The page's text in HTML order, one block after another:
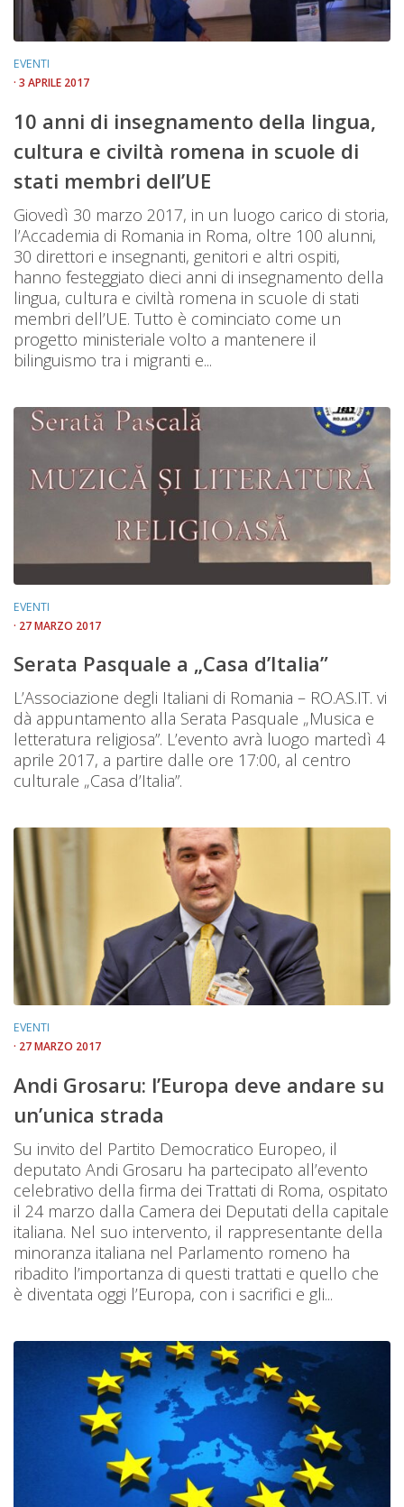
EVENTI
· 3 APRILE 2017
10 anni di insegnamento della lingua,
cultura e civiltà romena in scuole di
stati membri dell’UE
Giovedì 30 marzo 2017, in un luogo carico di storia,
l’Accademia di Romania in Roma, oltre 100 alunni,
30 direttori e insegnanti, genitori e altri ospiti,
hanno festeggiato dieci anni di insegnamento della
lingua, cultura e civiltà romena in scuole di stati
membri dell’UE. Tutto è cominciato come un
progetto ministeriale volto a mantenere il
bilinguismo tra i migranti e...
EVENTI
· 27 MARZO 2017
Serata Pasquale a „Casa d’Italia”
L’Associazione degli Italiani di Romania – RO.AS.IT. vi
dà appuntamento alla Serata Pasquale „Musica e
letteratura religiosa”. L’evento avrà luogo martedì 4
aprile 2017, a partire dalle ore 17:00, al centro
culturale „Casa d’Italia”.
EVENTI
· 27 MARZO 2017
Andi Grosaru: l’Europa deve andare su
un’unica strada
Su invito del Partito Democratico Europeo, il
deputato Andi Grosaru ha partecipato all’evento
celebrativo della firma dei Trattati di Roma, ospitato
il 24 marzo dalla Camera dei Deputati della capitale
italiana. Nel suo intervento, il rappresentante della
minoranza italiana nel Parlamento romeno ha
ribadito l’importanza di questi trattati e quello che
è diventata oggi l’Europa, con i sacrifici e gli...